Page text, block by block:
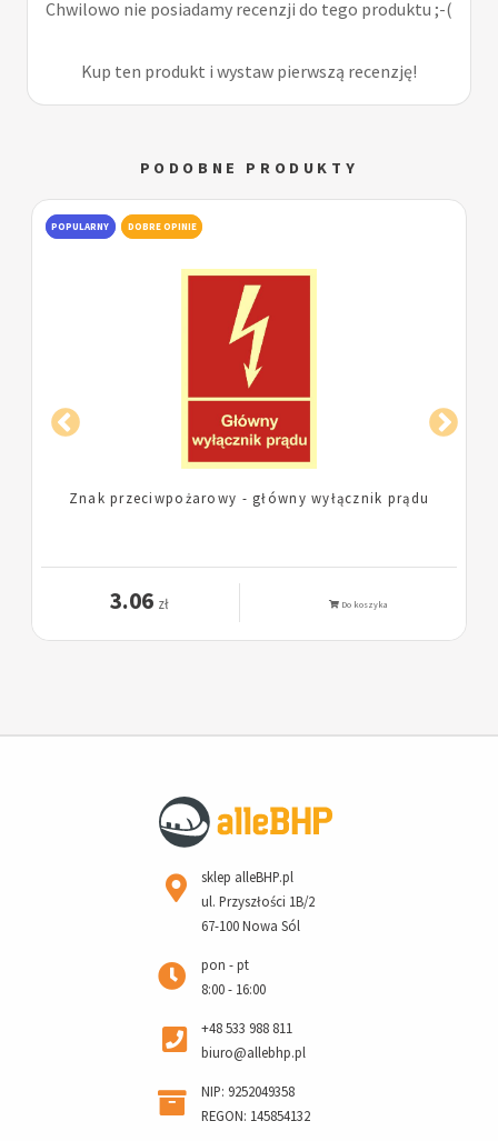
Chwilowo nie posiadamy recenzji do tego produktu ;-(
Kup ten produkt i wystaw pierwszą recenzję!
PODOBNE PRODUKTY
POPULARNY DOBRE OPINIE
Znak przeciwpożarowy - główny wyłącznik prądu
3.06 zł Do koszyka
sklep alleBHP.pl
ul. Przyszłości 1B/2
67-100 Nowa Sól
pon - pt
8:00 - 16:00
+48 533 988 811
biuro@allebhp.pl
NIP: 9252049358
REGON: 145854132